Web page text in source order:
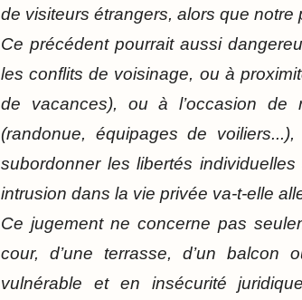
de visiteurs étrangers, alors que
Ce précédent pourrait aussi
les conflits de voisinage, ou à
de vacances), ou à l’occasion de
(randonue, équipages de
subordonner les libertés individuelles
intrusion dans la vie privée va-t-elle
Ce jugement ne concerne pas
cour, d’une terrasse, d’un balcon
vulnérable et en insécurité